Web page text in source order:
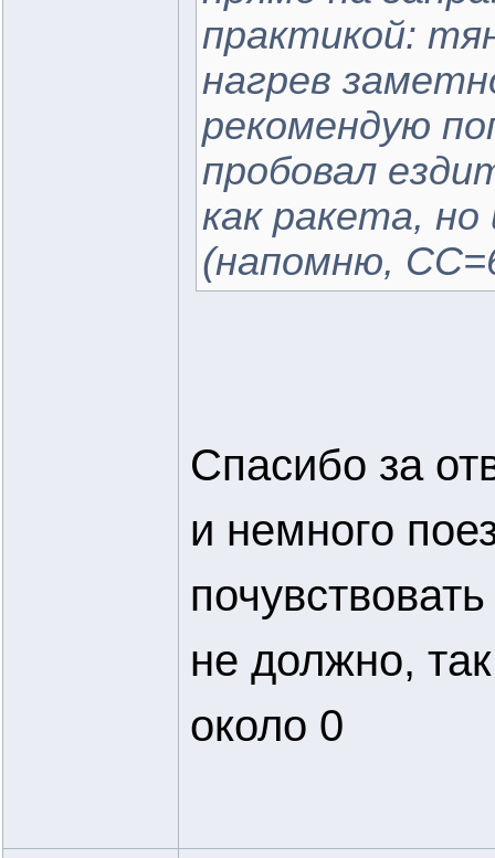
практикой:
нагрев
рекомендую
пробовал
как ракета, но
(напомню,
Спасибо за
и немного
не должно,
около 0